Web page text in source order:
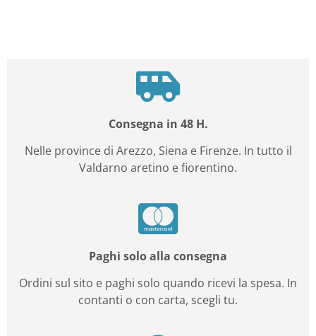
Consegna in 48 H.
Nelle province di Arezzo, Siena e Firenze. In tutto il
Valdarno aretino e fiorentino.
Paghi solo alla consegna
Ordini sul sito e paghi solo quando ricevi la spesa. In
contanti o con carta, scegli tu.